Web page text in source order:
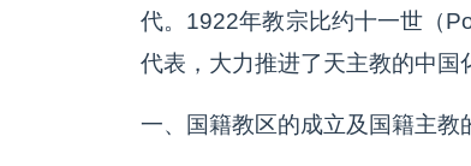
代。1922年教宗比约十一世（
代表，大力推进了天主教的中国
一、国籍教区的成立及国籍主教